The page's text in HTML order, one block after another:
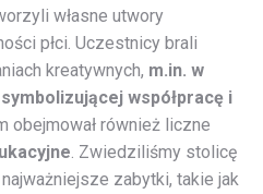
własne utwory
płci. Uczestnicy brali
kreatywnych, m.in. w
współpracę i
obejmował również liczne
. Zwiedziliśmy stolicę
zabytki, takie jak